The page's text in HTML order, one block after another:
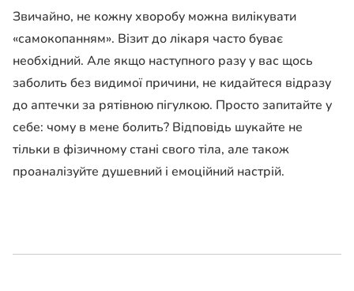
Звичайно, не кожну хворобу можна вилікувати
«самокопанням». Візит до лікаря часто буває
необхідний. Але якщо наступного разу у вас щось
заболить без видимої причини, не кидайтеся відразу
до аптечки за рятівною пігулкою. Просто запитайте у
себе: чому в мене болить? Відповідь шукайте не
тільки в фізичному стані свого тіла, але також
проаналізуйте душевний і емоційний настрій.